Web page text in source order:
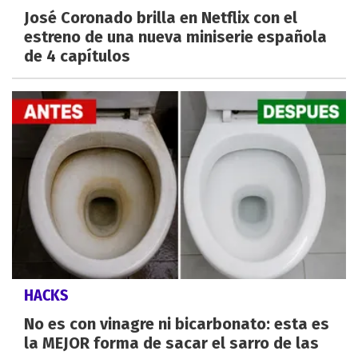
José Coronado brilla en Netflix con el
estreno de una nueva miniserie española
de 4 capítulos
HACKS
No es con vinagre ni bicarbonato: esta es
la MEJOR forma de sacar el sarro de las